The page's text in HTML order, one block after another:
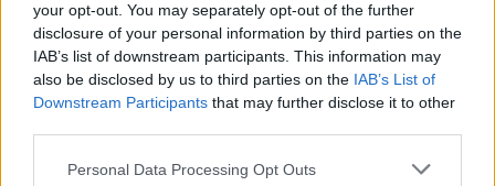
your opt-out. You may separately opt-out of the further
disclosure of your personal information by third parties on the
IAB’s list of downstream participants. This information may
also be disclosed by us to third parties on the IAB’s List of
Downstream Participants that may further disclose it to other
Personal Data Processing Opt Outs
Ακολουθήστε το onalert.gr στο
ΗΠΑ ΠΕΝΤΑΓΩΝΟ ΠΥΡΑΥΛΟΙ CRUISE